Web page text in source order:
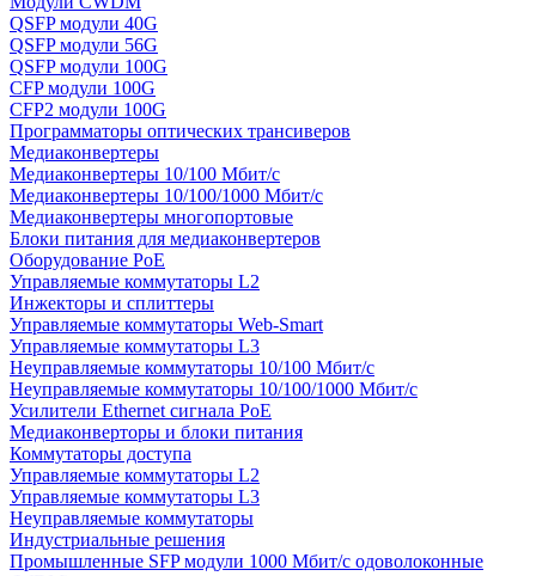
QSFP модули 40G
QSFP модули 56G
QSFP модули 100G
CFP модули 100G
CFP2 модули 100G
Программаторы оптических трансиверов
Медиаконвертеры
Медиаконвертеры 10/100 Мбит/с
Медиаконвертеры 10/100/1000 Мбит/c
Медиаконвертеры многопортовые
Блоки питания для медиаконвертеров
Оборудование PoE
Управляемые коммутаторы L2
Инжекторы и сплиттеры
Управляемые коммутаторы Web-Smart
Управляемые коммутаторы L3
Неуправляемые коммутаторы 10/100 Мбит/с
Неуправляемые коммутаторы 10/100/1000 Мбит/с
Усилители Ethernet сигнала PoE
Медиаконверторы и блоки питания
Коммутаторы доступа
Управляемые коммутаторы L2
Управляемые коммутаторы L3
Неуправляемые коммутаторы
Индустриальные решения
Промышленные SFP модули 1000 Мбит/c одоволоконные